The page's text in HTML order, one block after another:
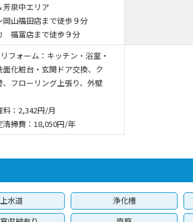
泉中エリア
山福田店まで徒歩９分
福富店まで徒歩９分
フォーム：キッチン・浴室・
面化粧台・玄関ドア交換、ク
、フローリング上張り、外壁
料：2,342円/月
清掃費：18,050円/年
上水道 浄化槽